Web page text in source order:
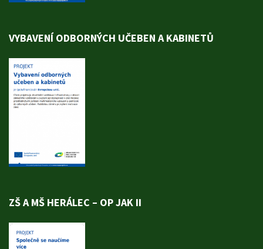
VYBAVENÍ ODBORNÝCH UČEBEN A KABINETŮ
ZŠ A MŠ HERÁLEC – OP JAK II